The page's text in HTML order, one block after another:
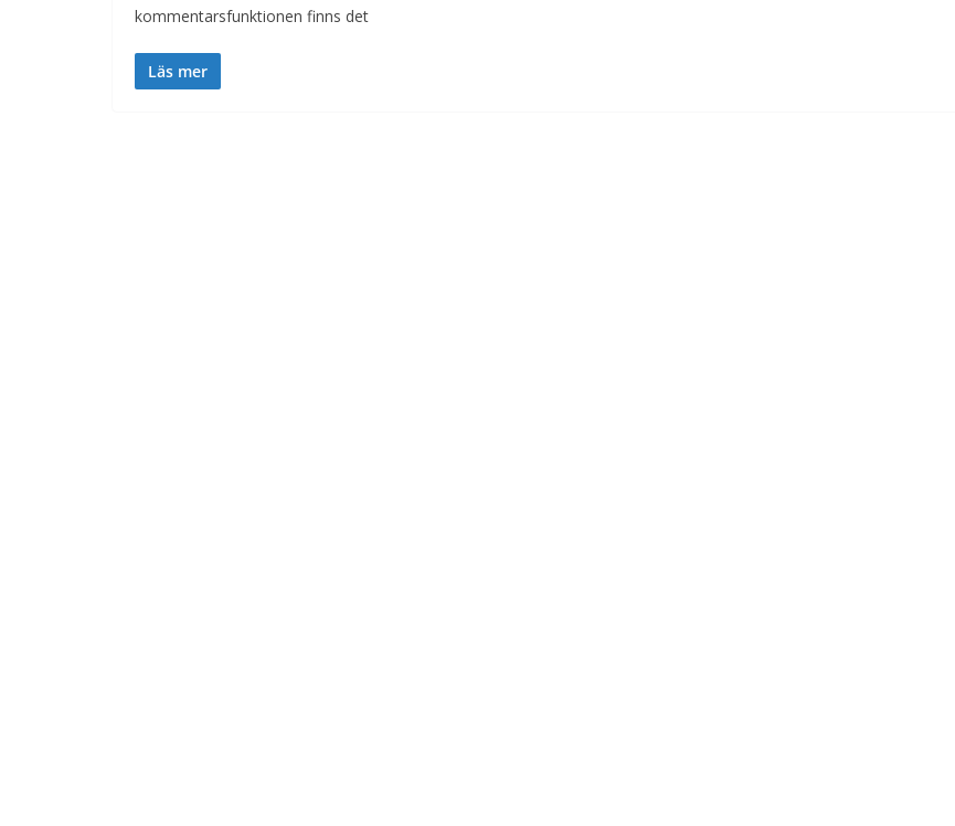
kommentarsfunktionen finns det
Läs mer